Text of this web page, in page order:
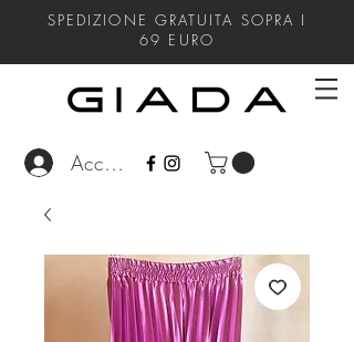
SPEDIZIONE GRATUITA SOPRA I
69 EURO
Accedi